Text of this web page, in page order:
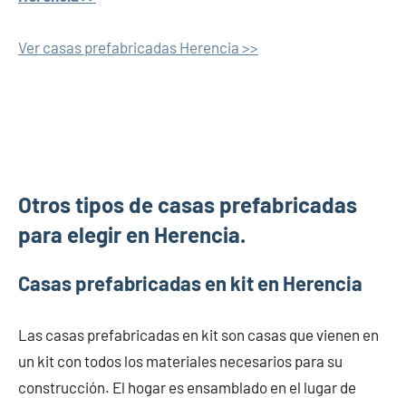
Ver casas prefabricadas Herencia >>
Otros tipos de casas prefabricadas
para elegir en Herencia.
Casas prefabricadas en kit en Herencia
Las casas prefabricadas en kit son casas que vienen en
un kit con todos los materiales necesarios para su
construcción. El hogar es ensamblado en el lugar de